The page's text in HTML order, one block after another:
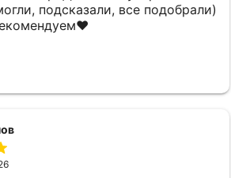
подсказали, все подобрали)